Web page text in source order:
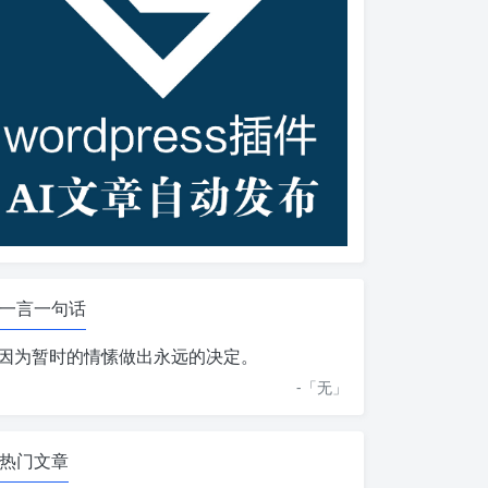
一言一句话
为暂时的情愫做出永远的决定。
-「无 」
热门文章